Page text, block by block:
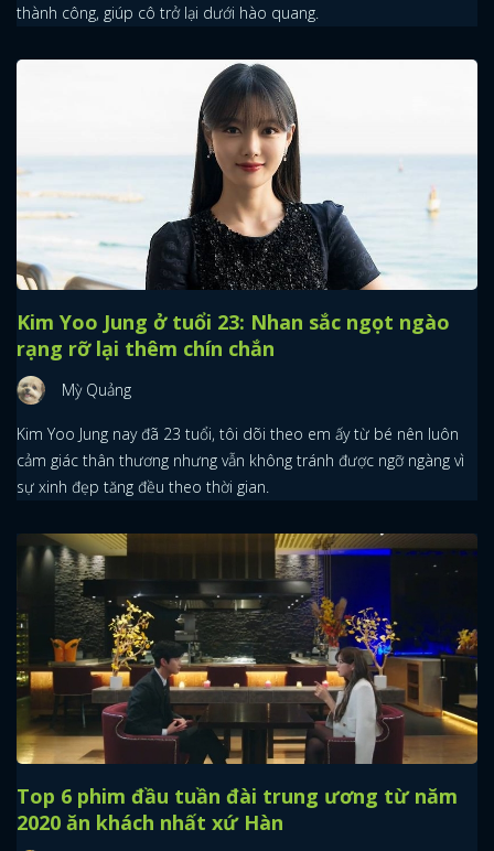
thành công, giúp cô trở lại dưới hào quang.
Kim Yoo Jung ở tuổi 23: Nhan sắc ngọt ngào
rạng rỡ lại thêm chín chắn
Mỳ Quảng
Kim Yoo Jung nay đã 23 tuổi, tôi dõi theo em ấy từ bé nên luôn
cảm giác thân thương nhưng vẫn không tránh được ngỡ ngàng vì
sự xinh đẹp tăng đều theo thời gian.
Top 6 phim đầu tuần đài trung ương từ năm
2020 ăn khách nhất xứ Hàn